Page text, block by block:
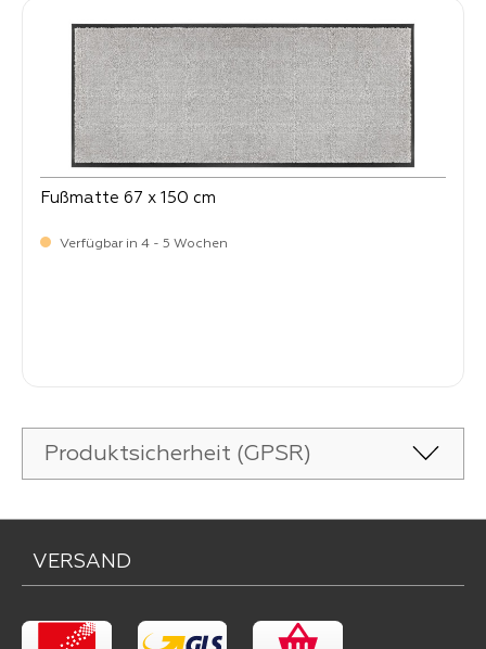
Fußmatte 67 x 150 cm
Verfügbar in 4 - 5 Wochen
Produktsicherheit (GPSR)
VERSAND